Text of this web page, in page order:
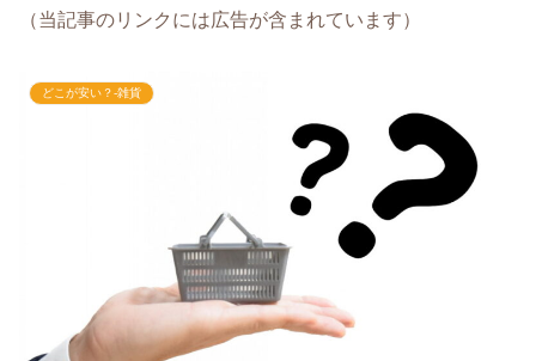
（当記事のリンクには広告が含まれています）
どこが安い？-雑貨